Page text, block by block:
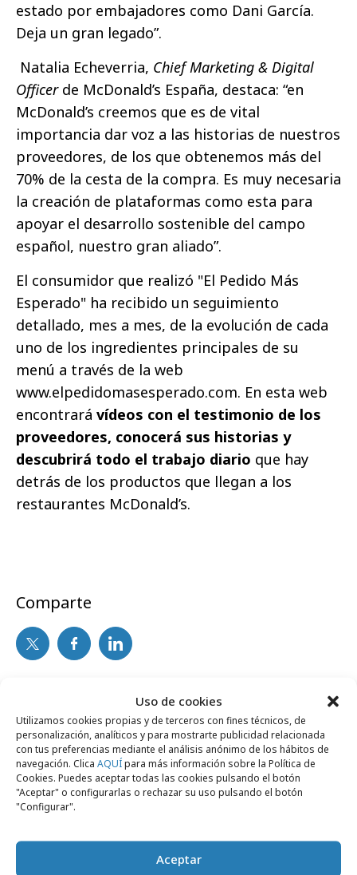
Uso de cookies
Utilizamos cookies propias y de terceros con fines técnicos, de
personalización, analíticos y para mostrarte publicidad relacionada
con tus preferencias mediante el análisis anónimo de los hábitos de
navegación. Clica AQUÍpara más información sobre la Política de
Cookies. Puedes aceptar todas las cookies pulsando el botón
"Aceptar" o configurarlas o rechazar su uso pulsando el botón
"Configurar".
Aceptar
estado por embajadores como Dani García.
Deja un gran legado”.
Natalia Echeverria, Chief Marketing & Digital
Officer de McDonald’s España, destaca: “en
McDonald’s creemos que es de vital
importancia dar voz a las historias de nuestros
proveedores, de los que obtenemos más del
70% de la cesta de la compra. Es muy necesaria
la creación de plataformas como esta para
apoyar el desarrollo sostenible del campo
español, nuestro gran aliado”.
El consumidor que realizó "El Pedido Más
Esperado" ha recibido un seguimiento
detallado, mes a mes, de la evolución de cada
uno de los ingredientes principales de su
menú a través de la web
www.elpedidomasesperado.com. En esta web
encontrará vídeos con el testimonio de los
proveedores, conocerá sus historias y
descubrirá todo el trabajo diario que hay
detrás de los productos que llegan a los
restaurantes McDonald’s.
Comparte
Noticias Relacionadas
Campañas